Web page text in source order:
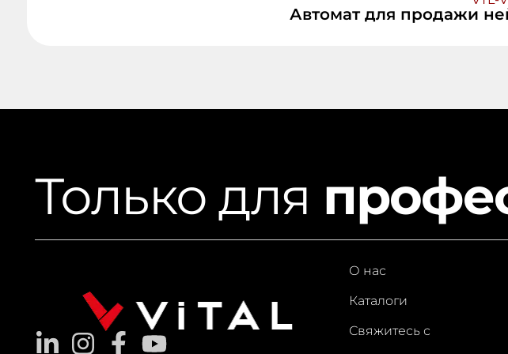
Автомат для продажи
Только для
О нас
Каталоги
Свяжитесь с